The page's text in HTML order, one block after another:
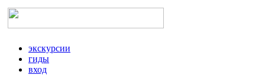
экскурсии
гиды
вход